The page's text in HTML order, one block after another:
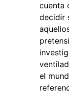
cuenta
decidir
el